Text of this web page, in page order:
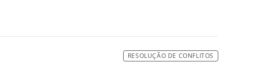
RESOLUÇÃO DE CONFLITOS